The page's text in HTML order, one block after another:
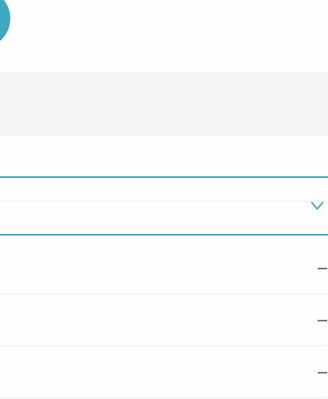
—
—
—